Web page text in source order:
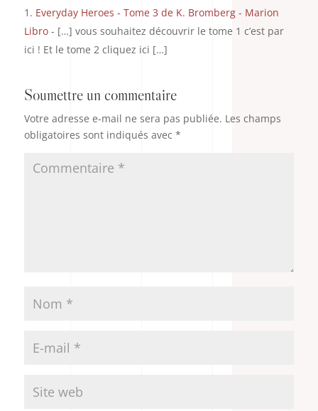
Everyday Heroes - Tome 3 de K. Bromberg - Marion
Libro- […] vous souhaitez découvrir le tome 1 c’est par
ici ! Et le tome 2 cliquez ici […]
Soumettre un commentaire
Votre adresse e-mail ne sera pas publiée. Les champs
obligatoires sont indiqués avec *